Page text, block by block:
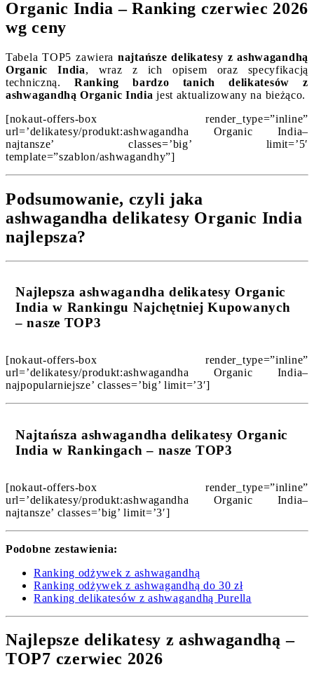
Organic India – Ranking czerwiec 2026
wg ceny
Tabela TOP5 zawieranajtańsze delikatesy z ashwagandhą
Organic India, wraz z ich opisem oraz specyfikacją
techniczną.Ranking bardzo tanich delikatesów z
ashwagandhą Organic India jest aktualizowany na bieżąco.
[nokaut-offers-box render_type=”inline”
url=’delikatesy/produkt:ashwagandha Organic India–
najtansze’ classes=’big’ limit=’5′
template=”szablon/ashwagandhy”]
Podsumowanie, czyli jaka
ashwagandha delikatesy Organic India
najlepsza?
Najlepsza ashwagandha delikatesy Organic
India w Rankingu Najchętniej Kupowanych
– nasze TOP3
[nokaut-offers-box render_type=”inline”
url=’delikatesy/produkt:ashwagandha Organic India–
najpopularniejsze’ classes=’big’ limit=’3′]
Najtańsza ashwagandha delikatesy Organic
India w Rankingach – nasze TOP3
[nokaut-offers-box render_type=”inline”
url=’delikatesy/produkt:ashwagandha Organic India–
najtansze’ classes=’big’ limit=’3′]
Podobne zestawienia:
Ranking odżywek z ashwagandhą
Ranking odżywek z ashwagandhą do 30 zł
Ranking delikatesów z ashwagandhą Purella
Najlepsze delikatesy z ashwagandhą –
TOP7 czerwiec 2026